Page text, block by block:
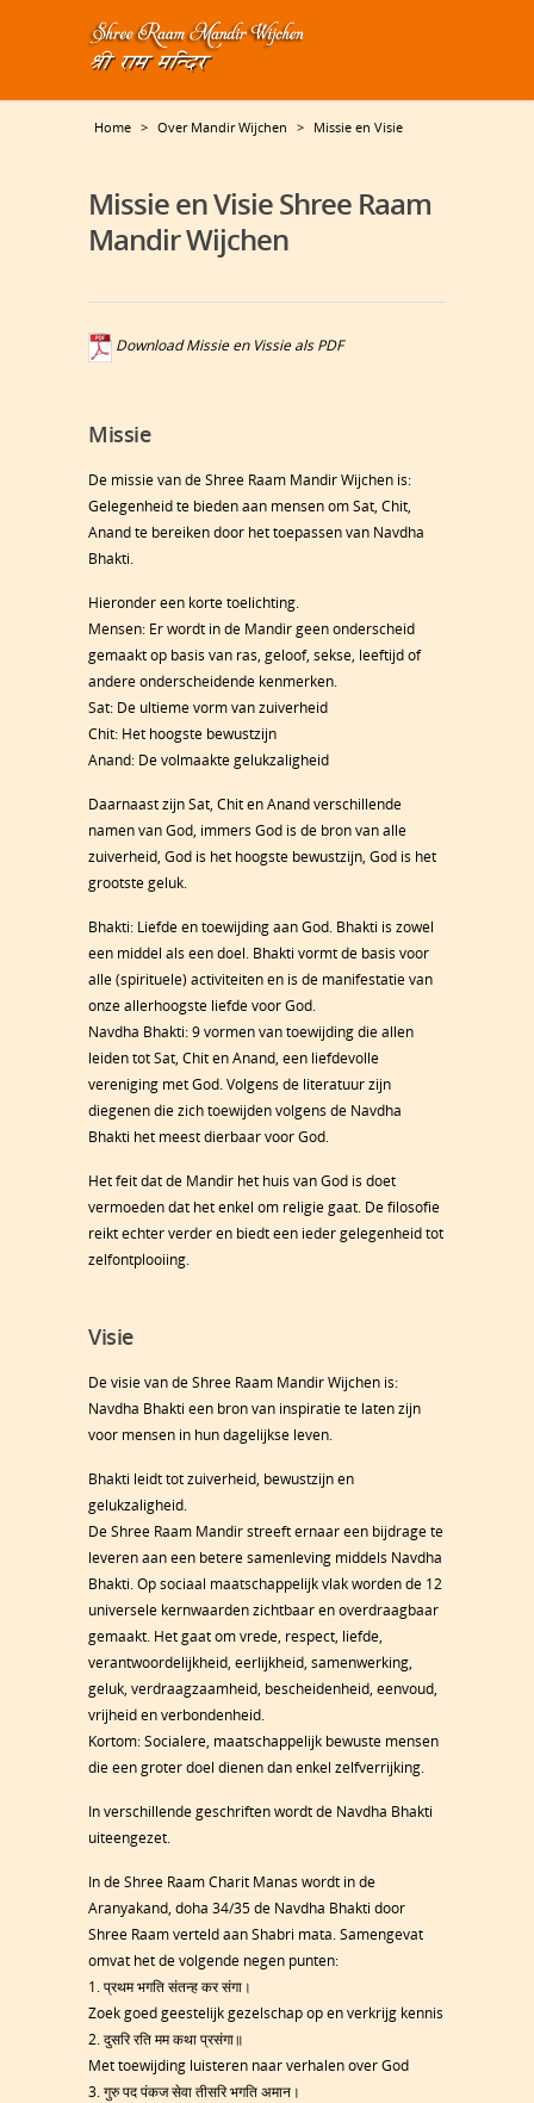
Home > Over Mandir Wijchen > Missie en Visie
Missie en Visie Shree Raam
Mandir Wijchen
Download Missie en Vissie als PDF
Missie
De missie van de Shree Raam Mandir Wijchen is:
Gelegenheid te bieden aan mensen om Sat, Chit,
Anand te bereiken door het toepassen van Navdha
Bhakti.
Hieronder een korte toelichting.
Mensen: Er wordt in de Mandir geen onderscheid
gemaakt op basis van ras, geloof, sekse, leeftijd of
andere onderscheidende kenmerken.
Sat: De ultieme vorm van zuiverheid
Chit: Het hoogste bewustzijn
Anand: De volmaakte gelukzaligheid
Daarnaast zijn Sat, Chit en Anand verschillende
namen van God, immers God is de bron van alle
zuiverheid, God is het hoogste bewustzijn, God is het
grootste geluk.
Bhakti: Liefde en toewijding aan God. Bhakti is zowel
een middel als een doel. Bhakti vormt de basis voor
alle (spirituele) activiteiten en is de manifestatie van
onze allerhoogste liefde voor God.
Navdha Bhakti: 9 vormen van toewijding die allen
leiden tot Sat, Chit en Anand, een liefdevolle
vereniging met God. Volgens de literatuur zijn
diegenen die zich toewijden volgens de Navdha
Bhakti het meest dierbaar voor God.
Het feit dat de Mandir het huis van God is doet
vermoeden dat het enkel om religie gaat. De filosofie
reikt echter verder en biedt een ieder gelegenheid tot
zelfontplooiing.
Visie
De visie van de Shree Raam Mandir Wijchen is:
Navdha Bhakti een bron van inspiratie te laten zijn
voor mensen in hun dagelijkse leven.
Bhakti leidt tot zuiverheid, bewustzijn en
gelukzaligheid.
De Shree Raam Mandir streeft ernaar een bijdrage te
leveren aan een betere samenleving middels Navdha
Bhakti. Op sociaal maatschappelijk vlak worden de 12
universele kernwaarden zichtbaar en overdraagbaar
gemaakt. Het gaat om vrede, respect, liefde,
verantwoordelijkheid, eerlijkheid, samenwerking,
geluk, verdraagzaamheid, bescheidenheid, eenvoud,
vrijheid en verbondenheid.
Kortom: Socialere, maatschappelijk bewuste mensen
die een groter doel dienen dan enkel zelfverrijking.
In verschillende geschriften wordt de Navdha Bhakti
uiteengezet.
In de Shree Raam Charit Manas wordt in de
Aranyakand, doha 34/35 de Navdha Bhakti door
Shree Raam verteld aan Shabri mata. Samengevat
omvat het de volgende negen punten:
1. प्रथम भगति संतन्ह कर संगा।
Zoek goed geestelijk gezelschap op en verkrijg kennis
2. दुसरि रति मम कथा प्रसंगा॥
Met toewijding luisteren naar verhalen over God
3. गुरु पद पंकज सेवा तीसरि भगति अमान।